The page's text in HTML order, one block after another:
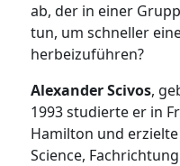
ab, der in einer
tun, um schneller
herbeizuführen?
Alexander Scivos,
1993 studierte er in
Hamilton und
Science,